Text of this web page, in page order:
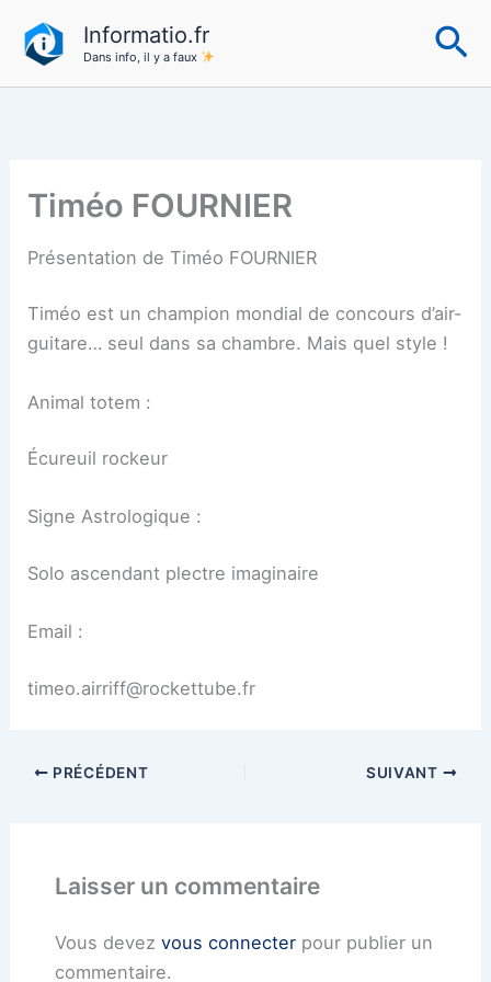
contenu
Informatio.fr
Dans info, il y a faux
Timéo FOURNIER
Présentation de Timéo FOURNIER
Timéo est un champion mondial de concours d’air-
guitare… seul dans sa chambre. Mais quel style !
Animal totem :
Écureuil rockeur
Signe Astrologique :
Solo ascendant plectre imaginaire
Email :
timeo.airriff@rockettube.fr
PRÉCÉDENT SUIVANT
Laisser un commentaire
Vous devez vous connecterpour publier un
commentaire.